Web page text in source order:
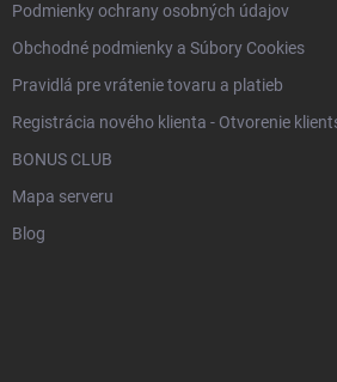
Podmienky ochrany osobných údajov
Obchodné podmienky a Súbory Cookies
Pravidlá pre vrátenie tovaru a platieb
Registrácia nového klienta - Otvorenie
BONUS CLUB
Mapa serveru
Blog